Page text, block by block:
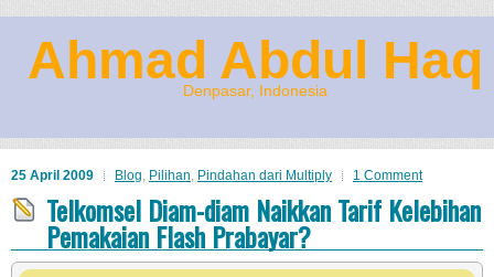
Ahmad Abdul Haq
Denpasar, Indonesia
25 April 2009 Blog, Pilihan, Pindahan dari Multiply 1 Comment
Telkomsel Diam-diam Naikkan Tarif Kelebihan
Pemakaian Flash Prabayar?